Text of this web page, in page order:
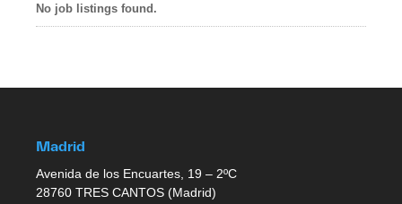
No job listings found.
Madrid
Avenida de los Encuartes, 19 – 2ºC
28760 TRES CANTOS (Madrid)